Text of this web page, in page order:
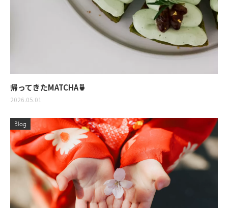
帰ってきたMATCHA🍵
2026.05.01
Blog